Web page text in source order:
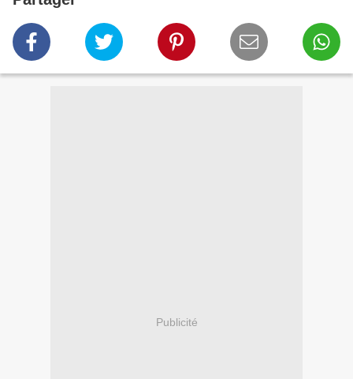
Publicité